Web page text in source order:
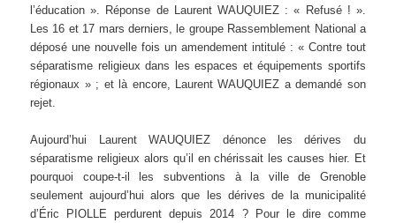
l’éducation ». Réponse de Laurent WAUQUIEZ : « Refusé ! ».
Les 16 et 17 mars derniers, le groupe Rassemblement National a
déposé une nouvelle fois un amendement intitulé : « Contre tout
séparatisme religieux dans les espaces et équipements sportifs
régionaux » ; et là encore, Laurent WAUQUIEZ a demandé son
rejet.
Aujourd’hui Laurent WAUQUIEZ dénonce les dérives du
séparatisme religieux alors qu’il en chérissait les causes hier. Et
pourquoi coupe-t-il les subventions à la ville de Grenoble
seulement aujourd’hui alors que les dérives de la municipalité
d’Éric PIOLLE perdurent depuis 2014 ? Pour le dire comme